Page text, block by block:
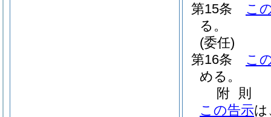
第15条
こ
る。
(委任)
第16条
こ
める。
附 則
この告示は